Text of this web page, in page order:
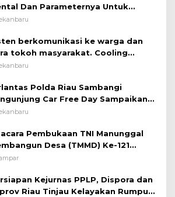
Dan Parameternya Untuk
✈
berkomunikasi ke warga dan
tokoh masyarakat. Cooling
OMP LK ²024 Polsek Rumbai,
Memelihara dan Menjaga
Kondusif
Polda Riau Sambangi
Car Free Day Sampaikan
Edukasi Kamtibmas &
Pembukaan TNI Manunggal
Desa (TMMD) Ke-121
0313/KPR Tahun 2024) ?
Kejurnas PPLP, Dispora dan
Riau Tinjau Kelayakan Rumput